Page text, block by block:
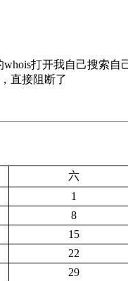
打开我自己搜索自
直接阻断了
六
1
8
15
22
29